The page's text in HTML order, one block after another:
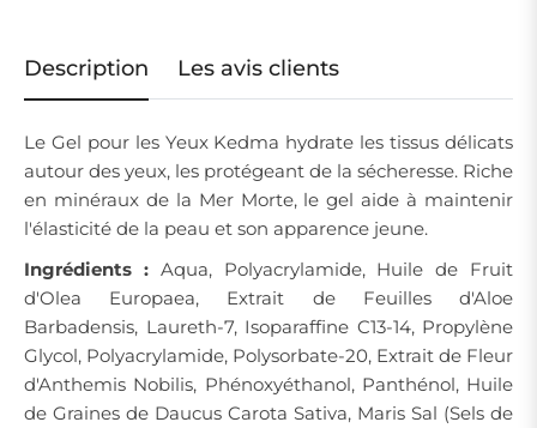
Description Les avis clients
Le Gel pour les Yeux Kedma hydrate les tissus délicats
autour des yeux, les protégeant de la sécheresse. Riche
en minéraux de la Mer Morte, le gel aide à maintenir
l'élasticité de la peau et son apparence jeune.
Ingrédients :Aqua, Polyacrylamide, Huile de Fruit
d'Olea Europaea, Extrait de Feuilles d'Aloe
Barbadensis, Laureth-7, Isoparaffine C13-14, Propylène
Glycol, Polyacrylamide, Polysorbate-20, Extrait de Fleur
d'Anthemis Nobilis, Phénoxyéthanol, Panthénol, Huile
de Graines de Daucus Carota Sativa, Maris Sal (Sels de